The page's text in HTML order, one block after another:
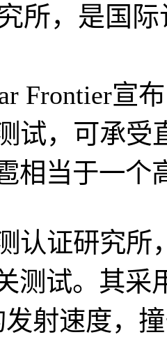
所，是国
宣布
试，可承受
相当于一个
证研究所
测试。其采
发射速度，